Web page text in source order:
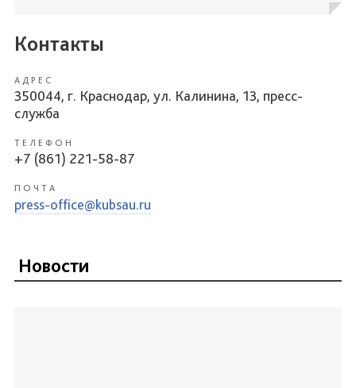
Контакты
АДРЕС
350044, г. Краснодар, ул. Калинина, 13, пресс-
служба
ТЕЛЕФОН
+7 (861) 221-58-87
ПОЧТА
press-office@kubsau.ru
Новости